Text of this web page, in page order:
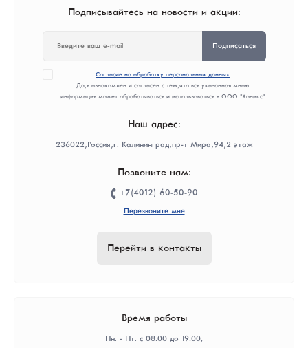
Подписывайтесь на новости и акции:
Подписаться
Согласие на обработку персональных данных
Да, я ознакомлен и согласен с тем, что вся указанная мною
информация может обрабатываться и использоваться в ООО "Хоникс"
Наш адрес:
236022, Россия, г. Калининград, пр-т Мира, 94, 2 этаж
Позвоните нам:
+7(4012) 60-50-90
Перезвоните мне
Перейти в контакты
Время работы
Пн. - Пт. с 08:00 до 19:00;